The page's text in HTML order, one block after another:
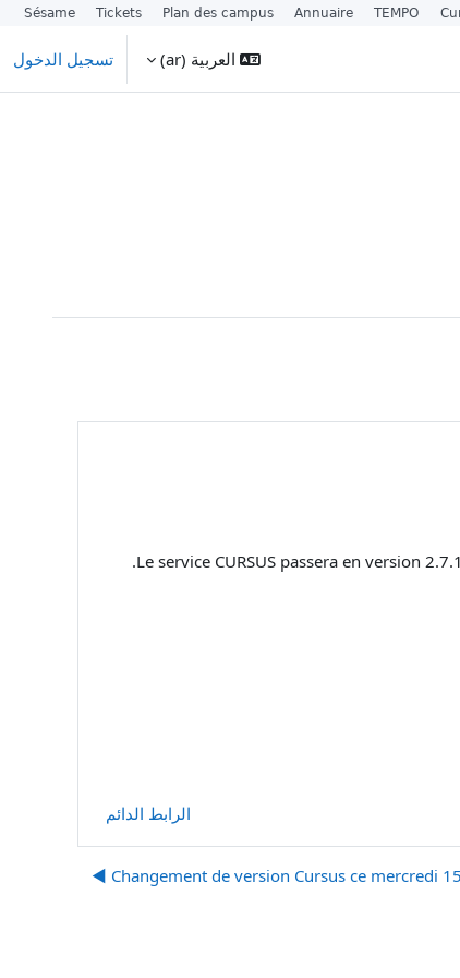
العربية ‎(ar)‎ تسجيل الدخول
Le service CURSUS passera en version
.
الرابط الدائم
Changement de version Cursus ce mercredi 15
TEMPO
Annuaire
Plan des campus
Tickets
Sésame